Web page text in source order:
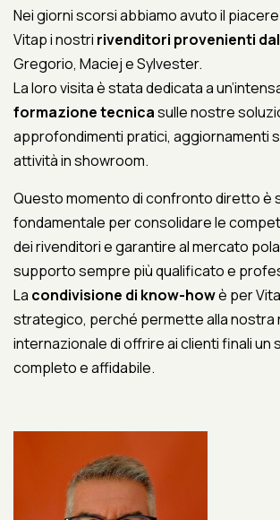
Nei giorni scorsi abbiamo avuto il
Vitap i nostri rivenditori provenienti
Gregorio, Maciej e Sylvester.
La loro visita è stata dedicata a
formazione tecnicasulle nostre
approfondimenti pratici, aggiornamenti
attività in showroom.
Questo momento di confronto diretto è
fondamentale per consolidare le
dei rivenditori e garantire al mercato
supporto sempre più qualificato e
La condivisione di know-howè per
strategico, perché permette alla nostra
internazionale di offrire ai clienti finali un
completo e affidabile.